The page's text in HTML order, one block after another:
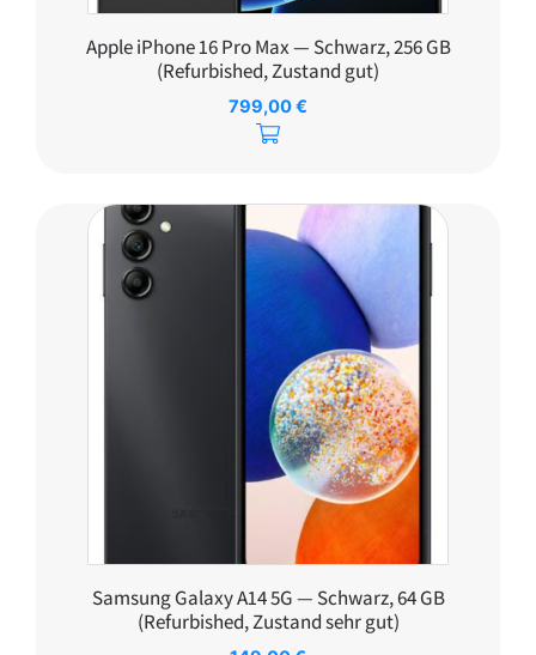
Apple iPhone 16 Pro Max — Schwarz, 256 GB
(Refurbished, Zustand gut)
799,00€
Samsung Galaxy A14 5G — Schwarz, 64 GB
(Refurbished, Zustand sehr gut)